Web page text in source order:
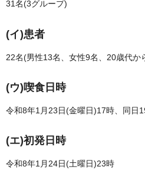
31名(3グループ)
(イ)患者
22名(男性13名、女性9名、20歳代か
(ウ)喫食日時
令和8年1月23日(金曜日)17時、同日
(エ)初発日時
令和8年1月24日(土曜日)23時